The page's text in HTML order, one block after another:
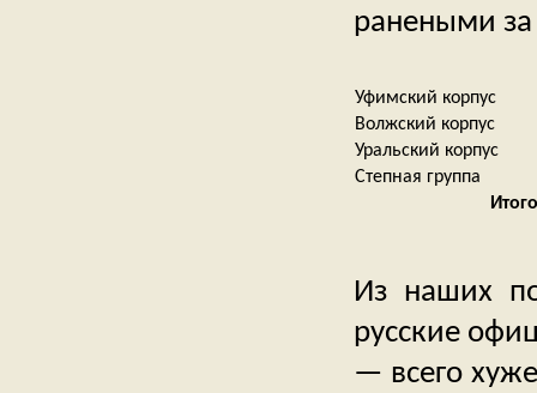
ранеными за
Уфимский корпус
Волжский корпус
Уральский корпус
Степная группа
Итого
Из наших
русские
— всего